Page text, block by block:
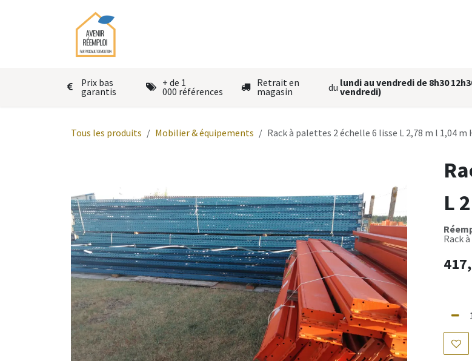
Prix bas
garantis
+ de 1
000 références
Retrait en
magasin du lundi au vendredi de 8h30
vendredi)
Tous les produits Mobilier & équipements Rack à palettes 2 échelle 6 lisse L 2,78 m l 1,04 m
L
Rack